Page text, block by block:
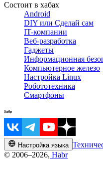
Состоит в хабах
Android
DIY или Сделай сам
IT-компании
Веб-разработка
Гаджеты
Информационная
Компьютерное железо
Настройка Linux
Робототехника
Смартфоны
Настройка языка
© 2006–2026, Habr